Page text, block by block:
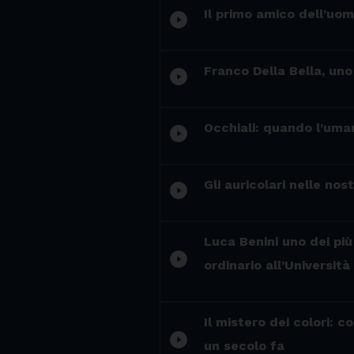
play_circle_filled Il primo amico
play_circle_filled Franco Della Bella,
play_circle_filled Occhiali: quando
play_circle_filled Gli auricolari nelle
play_circle_filled
Luca Benini uno dei
ordinario
play_circle_filled
Il mistero dei colori:
un secolo fa